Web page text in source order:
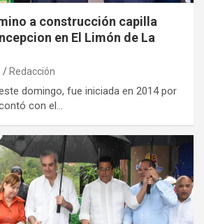
a construcción capilla
en El Limón de La
Redacción
domingo, fue iniciada en 2014 por
con el…